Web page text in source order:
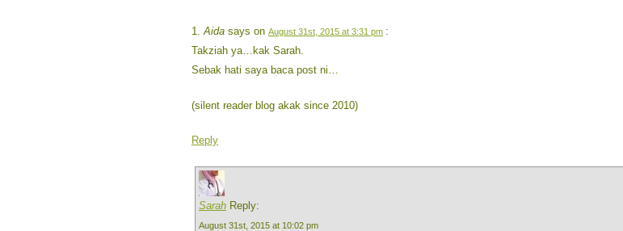
Aida says on August 31st, 2015 at 3:31 pm :
Takziah ya…kak Sarah.
Sebak hati saya baca post ni…
(silent reader blog akak since 2010)
Reply
Sarah Reply:
August 31st, 2015 at 10:02 pm